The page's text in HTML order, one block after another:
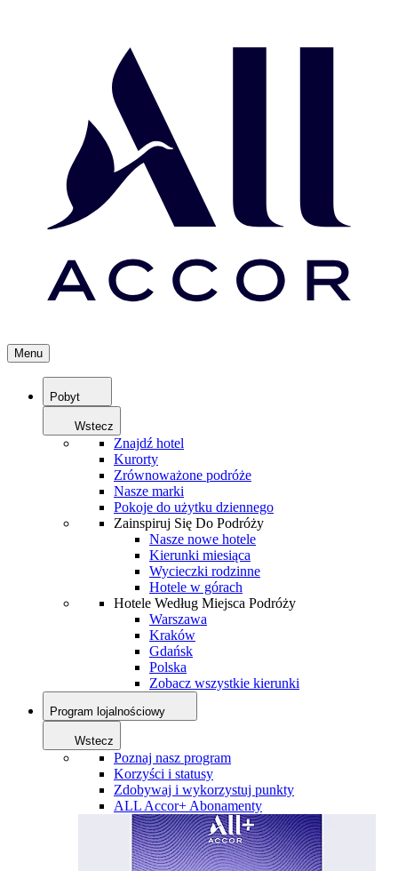
Menu
Pobyt
Wstecz
Znajdź hotel
Kurorty
Zrównoważone podróże
Nasze marki
Pokoje do użytku dziennego
Zainspiruj Się Do Podróży
Nasze nowe hotele
Kierunki miesiąca
Wycieczki rodzinne
Hotele w górach
Hotele Według Miejsca Podróży
Warszawa
Kraków
Gdańsk
Polska
Zobacz wszystkie kierunki
Program lojalnościowy
Wstecz
Poznaj nasz program
Korzyści i statusy
Zdobywaj i wykorzystuj punkty
ALL Accor+ Abonamenty